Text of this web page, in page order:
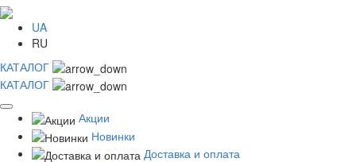
UA
RU
КАТАЛОГ
КАТАЛОГ
Акции
Новинки
Доставка и оплата